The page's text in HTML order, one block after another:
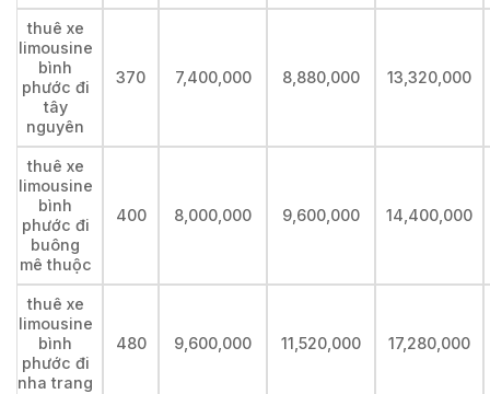
thuê xe
limousine
bình
phước đi
tây
nguyên
370 7,400,000 8,880,000 13,320,000
thuê xe
limousine
bình
phước đi
buông
mê thuộc
400 8,000,000 9,600,000 14,400,000
thuê xe
limousine
bình
phước đi
nha trang
480 9,600,000 11,520,000 17,280,000